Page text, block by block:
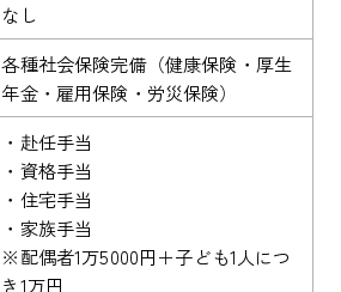
なし
各種社会保険完備（健康保険・厚生
年金・雇用保険・労災保険）
・赴任手当
・資格手当
・住宅手当
・家族手当
※配偶者1万5000円＋子ども1人につ
き1万円